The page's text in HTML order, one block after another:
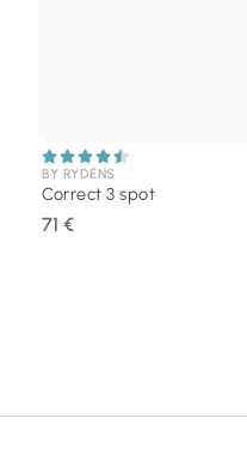
BY RYDÉNS
Correct 3 spot
71 €